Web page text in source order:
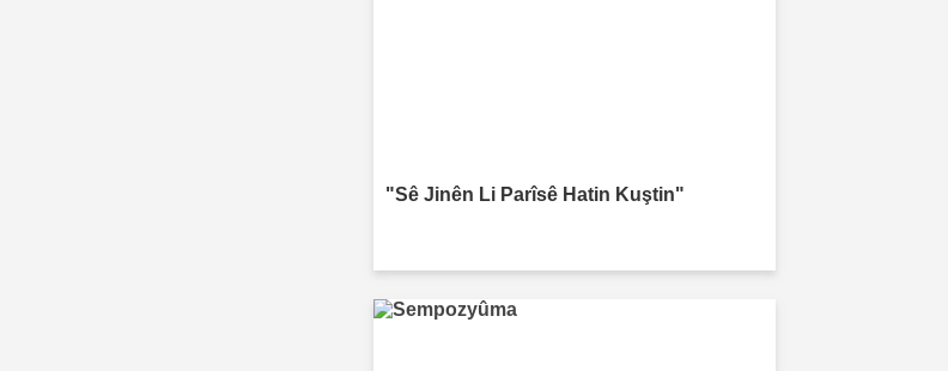
"Sê Jinên Li Parîsê Hatin Kuştin"